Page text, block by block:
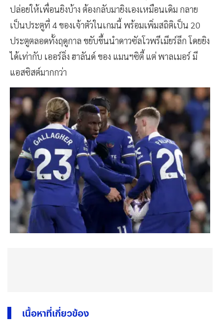
ปล่อยให้เพื่อนยิงบ้าง ต้องกลับมายิงเองเหมือนเดิม กลาย
เป็นประตูที่ 4 ของเจ้าตัวในเกมนี้ พร้อมเพิ่มสถิติเป็น 20
ประตูตลอดทั้งฤดูกาล ขยับขึ้นนำดาวซัลโวพรีเมียร์ลีก โดยยิง
ได้เท่ากับ เออร์ลิ่ง ฮาลันด์ ของ แมนฯซิตี้ แต่ พาลเมอร์ มี
แอสซิสต์มากกว่า
เนื้อหาที่เกี่ยวข้อง